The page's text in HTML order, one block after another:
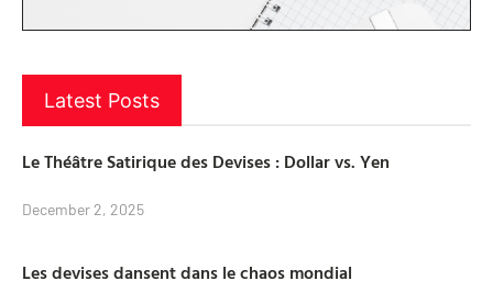
Latest Posts
Le Théâtre Satirique des Devises : Dollar vs. Yen
December 2, 2025
Les devises dansent dans le chaos mondial